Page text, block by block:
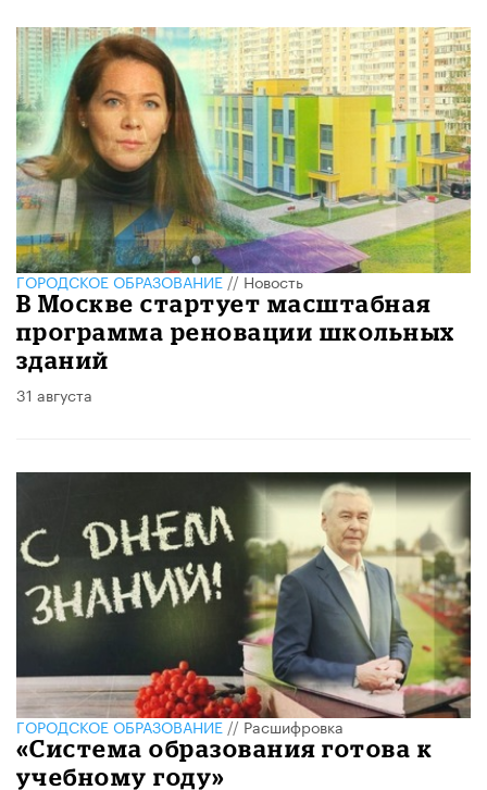
ГОРОДСКОЕ ОБРАЗОВАНИЕ//Новость
В Москве стартует масштабная
программа реновации школьных
зданий
31 августа
ГОРОДСКОЕ ОБРАЗОВАНИЕ//Расшифровка
«Система образования готова к
учебному году»